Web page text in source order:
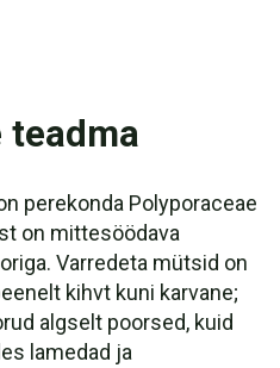
teadma
perekonda Polyporaceae
on mittesöödava
Varredeta mütsid on
kihvt kuni karvane;
algselt poorsed, kuid
lamedad ja